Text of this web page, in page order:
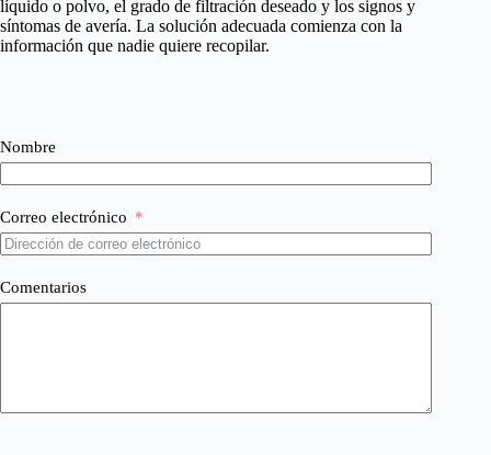
líquido o polvo, el grado de filtración deseado y los signos y
síntomas de avería. La solución adecuada comienza con la
información que nadie quiere recopilar.
Nombre
Correo electrónico
Comentarios